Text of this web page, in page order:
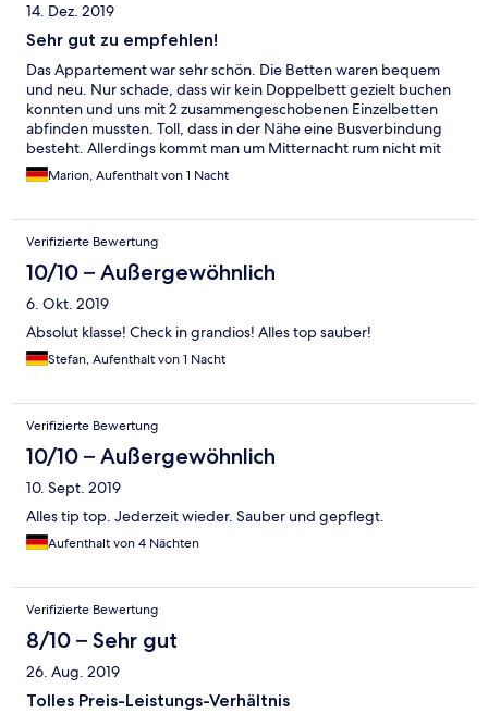
14. Dez. 2019
Sehr gut zu empfehlen!
Das Appartement war sehr schön. Die Betten waren bequem
und neu. Nur schade, dass wir kein Doppelbett gezielt buchen
konnten und uns mit 2 zusammengeschobenen Einzelbetten
abfinden mussten. Toll, dass in der Nähe eine Busverbindung
besteht. Allerdings kommt man um Mitternacht rum nicht mit
dem Bus zurück nach Gleuel. Ansonsten: Super Unterkunft,
sauber und angenehm! Ich würde wiederkommen!
Marion, Aufenthalt von 1 Nacht
Verifizierte Bewertung
10/10 – Außergewöhnlich
6. Okt. 2019
Absolut klasse! Check in grandios! Alles top sauber!
Stefan, Aufenthalt von 1 Nacht
Verifizierte Bewertung
10/10 – Außergewöhnlich
10. Sept. 2019
Alles tip top. Jederzeit wieder. Sauber und gepflegt.
Aufenthalt von 4 Nächten
Verifizierte Bewertung
8/10 – Sehr gut
26. Aug. 2019
Tolles Preis-Leistungs-Verhältnis